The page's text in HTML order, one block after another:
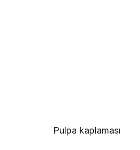
Pulpa kaplaması